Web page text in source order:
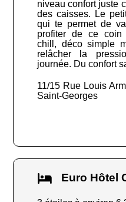
niveau confort juste
des caisses. Le
qui te permet de
profiter de ce coin
chill, déco simple
relâcher la
journée. Du confort
11/15 Rue Louis
Saint-Georges
Euro